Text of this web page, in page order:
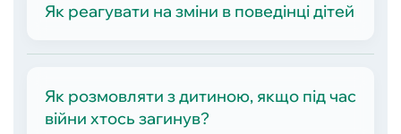
Як реагувати на зміни в поведінці дітей
Як розмовляти з дитиною, якщо під час
війни хтось загинув?